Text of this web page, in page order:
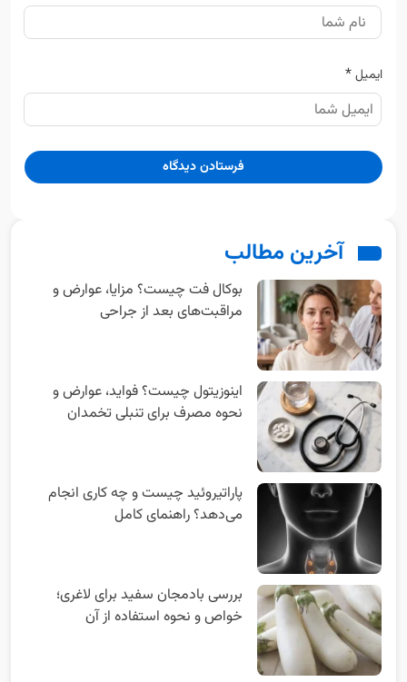
ایمیل*
آخرین مطالب
بوکال فت چیست؟ مزایا، عوارض و
مراقبت‌های بعد از جراحی
اینوزیتول چیست؟ فواید، عوارض و
نحوه مصرف برای تنبلی تخمدان
پاراتیروئید چیست و چه کاری انجام
می‌دهد؟ راهنمای کامل
بررسی بادمجان سفید برای لاغری؛
خواص و نحوه استفاده از آن